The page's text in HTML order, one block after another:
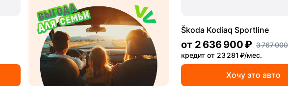
Škoda Kodiaq Sportline
от 2 636 900 ₽ 3 767
кредит от 23 281 ₽/мес.
Хочу это авто